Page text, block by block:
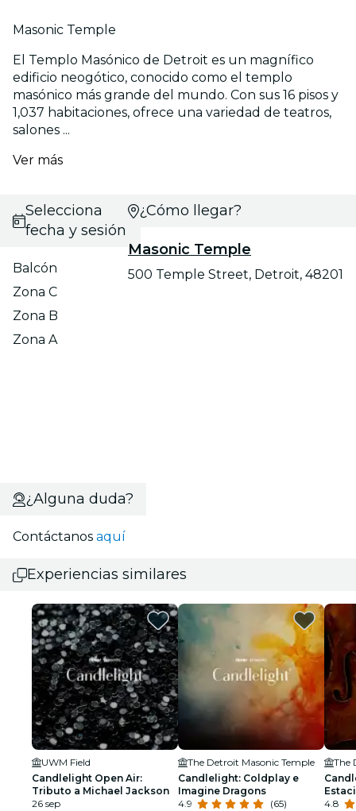
Masonic Temple
El Templo Masónico de Detroit es un magnífico
edificio neogótico, conocido como el templo
masónico más grande del mundo. Con sus 16 pisos y
1,037 habitaciones, ofrece una variedad de teatros,
salones ...
Ver más
Selecciona
fecha y sesión
Balcón
Zona C
Zona B
Zona A
¿Cómo llegar?
Masonic Temple
500 Temple Street, Detroit, 48201
¿Alguna duda?
Contáctanos aquí
Experiencias similares
UWM Field
Candlelight Open Air:
Tributo a Michael Jackson
26 sep
The Detroit Masonic Temple
Candlelight: Coldplay e
Imagine Dragons
4.9
(65)
The
4.8